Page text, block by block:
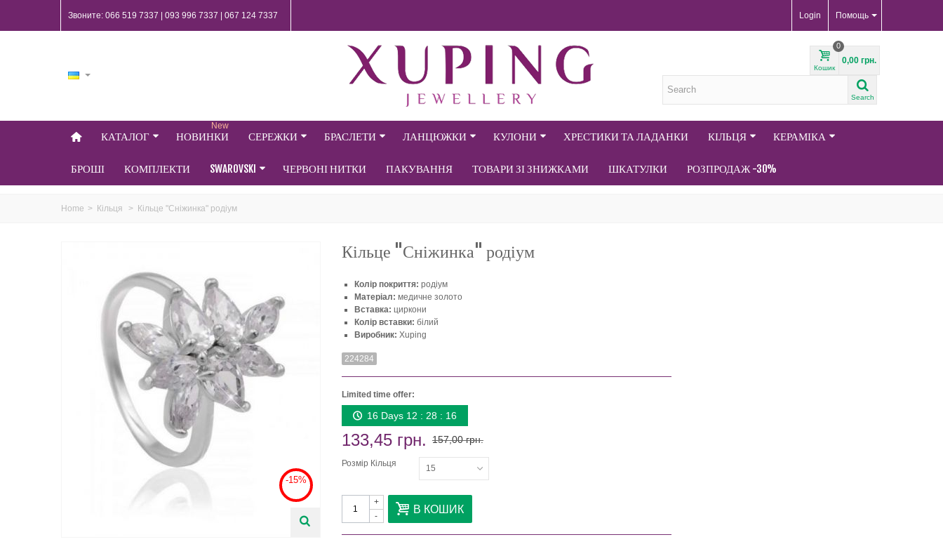
Помощь
Звоните: 066 519 7337 | 093 996 7337 | 067 124 7337 Login
Кошик
0
0,00 грн.
Search
КАТАЛОГ НОВИНКИ
New
СЕРЕЖКИ БРАСЛЕТИ ЛАНЦЮЖКИ КУЛОНИ ХРЕСТИКИ ТА ЛАДАНКИ КІЛЬЦЯ КЕРАМІКА
БРОШІ КОМПЛЕКТИ SWAROVSKI ЧЕРВОНІ НИТКИ ПАКУВАННЯ ТОВАРИ ЗІ ЗНИЖКАМИ ШКАТУЛКИ РОЗПРОДАЖ -30%
Home > Кільця > Кільце "Сніжинка" родіум
-15%
Кільце "Сніжинка" родіум
Колір покриття: родіум
Матеріал: медичне золото
Вставка: циркони
Колір вставки: білий
Виробник: Xuping
224284
Limited time offer:
16 Days 12 : 28 : 16
133,45 грн. 157,00 грн.
Розмір Кільця 15
-
+ В КОШИК